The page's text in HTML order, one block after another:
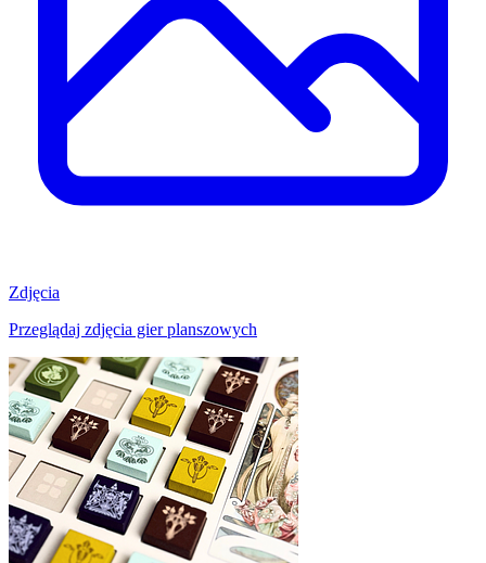
Zdjęcia
Przeglądaj zdjęcia gier planszowych